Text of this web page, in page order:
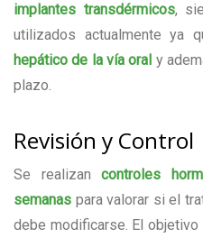
implantes transdérmicos,
utilizados actualmente ya
hepático de la vía oral y
plazo.
Revisión y Control
Se realizancontroles
semanas para valorar si el
debe modificarse. El